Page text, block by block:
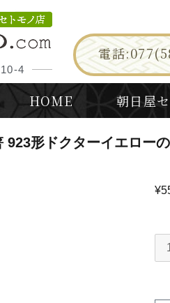
4
電話
HOME 朝日屋
923形ドクターイエロー
¥